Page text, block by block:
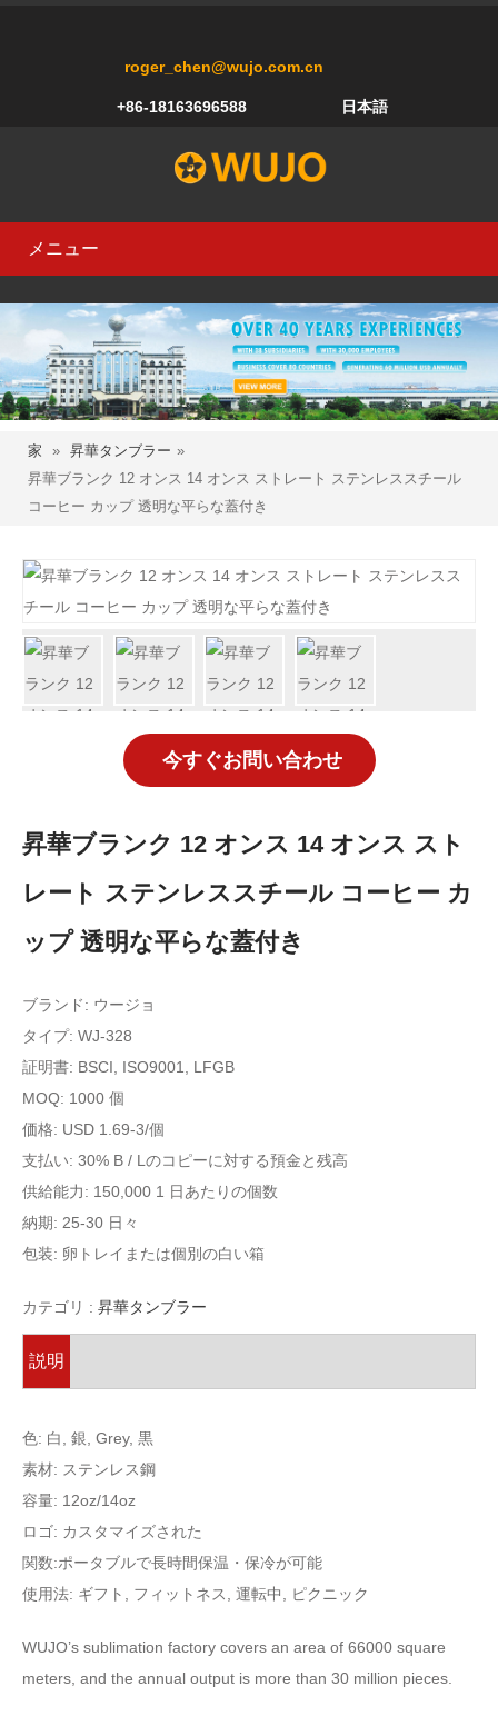
roger_chen@wujo.com.cn
+86-18163696588 日本語
メニュー
家 » 昇華タンブラー »
昇華ブランク 12 オンス 14 オンス ストレート ステンレススチール
コーヒー カップ 透明な平らな蓋付き
今すぐお問い合わせ
昇華ブランク 12 オンス 14 オンス スト
レート ステンレススチール コーヒー カ
ップ 透明な平らな蓋付き
ブランド: ウージョ
タイプ: WJ-328
証明書: BSCI, ISO9001, LFGB
MOQ: 1000 個
価格: USD 1.69-3/個
支払い: 30% B / Lのコピーに対する預金と残高
供給能力: 150,000 1 日あたりの個数
納期: 25-30 日々
包装: 卵トレイまたは個別の白い箱
カテゴリ : 昇華タンブラー
説明
色: 白, 銀, Grey, 黒
素材: ステンレス鋼
容量: 12oz/14oz
ロゴ: カスタマイズされた
関数:ポータブルで長時間保温・保冷が可能
使用法: ギフト, フィットネス, 運転中, ピクニック
WUJO’s sublimation factory covers an area of 66000 square
meters, and the annual output is more than 30 million pieces.